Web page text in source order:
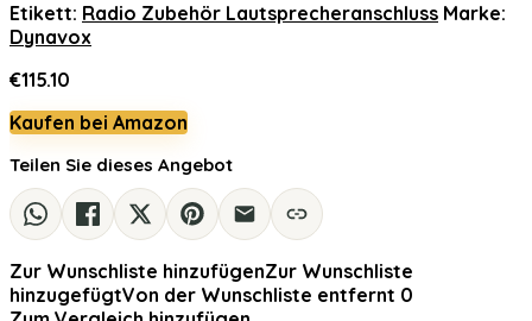
Etikett: Radio Zubehör Lautsprecheranschluss Marke:
Dynavox
€115.10
Kaufen bei Amazon
Teilen Sie dieses Angebot
Zur Wunschliste hinzufügenZur Wunschliste
hinzugefügtVon der Wunschliste entfernt 0